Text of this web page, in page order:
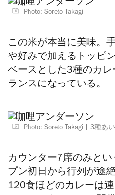
Photo: Soreto Takagi
この米が本当に美味。
や好みで加えるトッピ
ベースとした3種のカ
ランスになっている。
Photo: Soreto Takagi 3種あ
カウンター7席のみと
プン初日から行列が途
120食ほどのカレーは